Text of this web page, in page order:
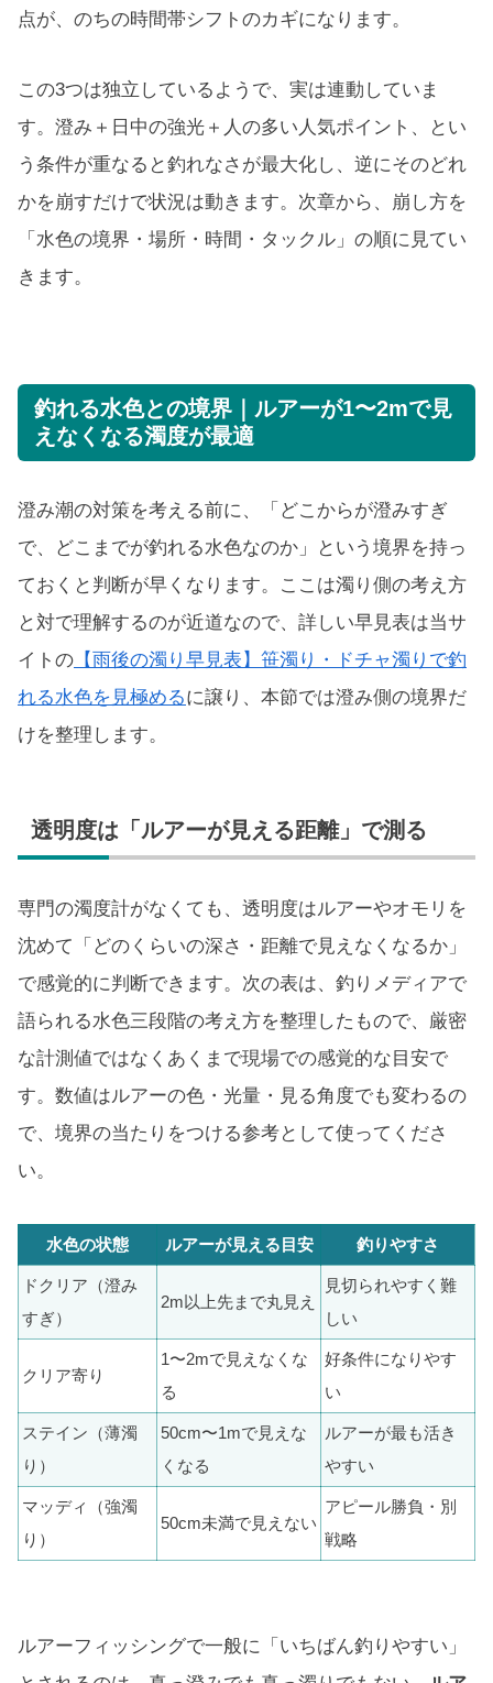
点が、のちの時間帯シフトのカギになります。
この3つは独立しているようで、実は連動していま
す。澄み＋日中の強光＋人の多い人気ポイント、とい
う条件が重なると釣れなさが最大化し、逆にそのどれ
かを崩すだけで状況は動きます。次章から、崩し方を
「水色の境界・場所・時間・タックル」の順に見てい
きます。
釣れる水色との境界｜ルアーが1〜2mで見
えなくなる濁度が最適
澄み潮の対策を考える前に、「どこからが澄みすぎ
で、どこまでが釣れる水色なのか」という境界を持っ
ておくと判断が早くなります。ここは濁り側の考え方
と対で理解するのが近道なので、詳しい早見表は当サ
イトの 【雨後の濁り早見表】笹濁り・ドチャ濁りで釣
れる水色を見極めるに譲り、本節では澄み側の境界だ
けを整理します。
透明度は「ルアーが見える距離」で測る
専門の濁度計がなくても、透明度はルアーやオモリを
沈めて「どのくらいの深さ・距離で見えなくなるか」
で感覚的に判断できます。次の表は、釣りメディアで
語られる水色三段階の考え方を整理したもので、厳密
な計測値ではなくあくまで現場での感覚的な目安で
す。数値はルアーの色・光量・見る角度でも変わるの
で、境界の当たりをつける参考として使ってくださ
い。
水色の状態 ルアーが見える目安 釣りやすさ
ドクリア（澄み
すぎ）
2m以上先まで丸見え
見切られやすく難
しい
クリア寄り
1〜2mで見えなくな
る
好条件になりやす
い
ステイン（薄濁
り）
50cm〜1mで見えな
くなる
ルアーが最も活き
やすい
マッディ（強濁
り）
50cm未満で見えない
アピール勝負・別
戦略
ルアーフィッシングで一般に「いちばん釣りやすい」